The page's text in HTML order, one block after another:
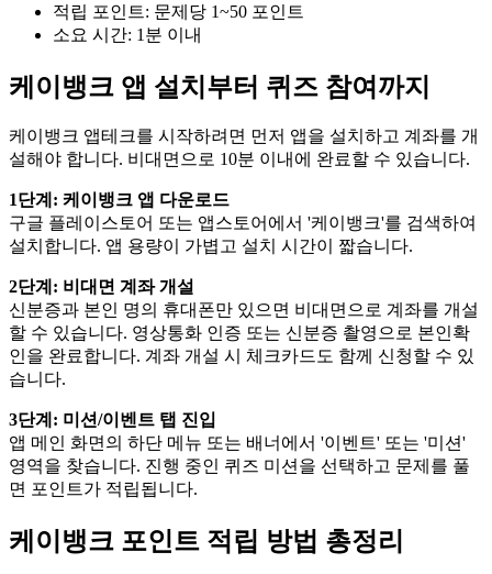
적립 포인트: 문제당 1~50 포인트
소요 시간: 1분 이내
케이뱅크 앱 설치부터 퀴즈 참여까지
케이뱅크 앱테크를 시작하려면 먼저 앱을 설치하고 계좌를 개
설해야 합니다. 비대면으로 10분 이내에 완료할 수 있습니다.
1단계: 케이뱅크 앱 다운로드
구글 플레이스토어 또는 앱스토어에서 '케이뱅크'를 검색하여
설치합니다. 앱 용량이 가볍고 설치 시간이 짧습니다.
2단계: 비대면 계좌 개설
신분증과 본인 명의 휴대폰만 있으면 비대면으로 계좌를 개설
할 수 있습니다. 영상통화 인증 또는 신분증 촬영으로 본인확
인을 완료합니다. 계좌 개설 시 체크카드도 함께 신청할 수 있
습니다.
3단계: 미션/이벤트 탭 진입
앱 메인 화면의 하단 메뉴 또는 배너에서 '이벤트' 또는 '미션'
영역을 찾습니다. 진행 중인 퀴즈 미션을 선택하고 문제를 풀
면 포인트가 적립됩니다.
케이뱅크 포인트 적립 방법 총정리